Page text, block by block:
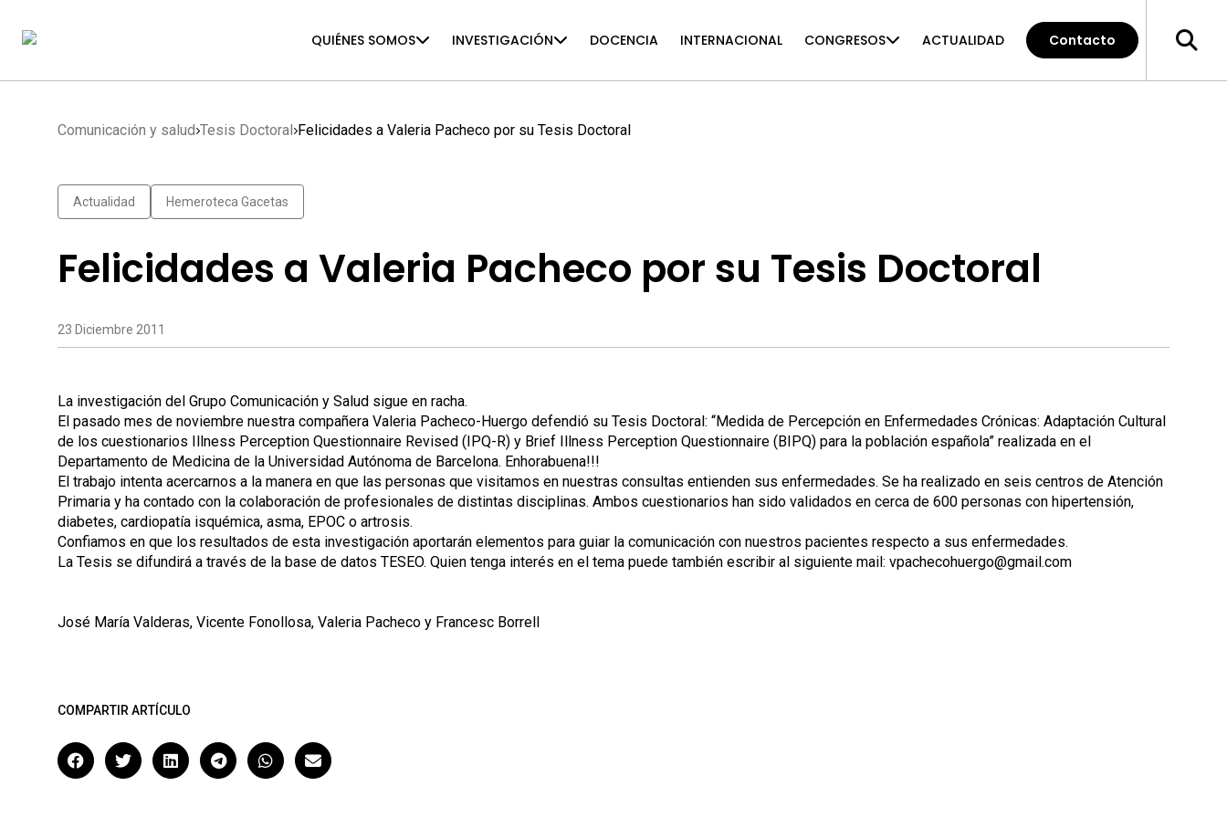
QUIÉNES SOMOS INVESTIGACIÓN DOCENCIA INTERNACIONAL CONGRESOS ACTUALIDAD Contacto
Comunicación y salud Tesis Doctoral Felicidades a Valeria Pacheco por su Tesis Doctoral
Actualidad Hemeroteca Gacetas
Felicidades a Valeria Pacheco por su Tesis Doctoral
23 Diciembre 2011
La investigación del Grupo Comunicación y Salud sigue en racha.
El pasado mes de noviembre nuestra compañera Valeria Pacheco-Huergo defendió su Tesis Doctoral: “Medida de Percepción en Enfermedades Crónicas: Adaptación Cultural
de los cuestionarios Illness Perception Questionnaire Revised (IPQ-R) y Brief Illness Perception Questionnaire (BIPQ) para la población española” realizada en el
Departamento de Medicina de la Universidad Autónoma de Barcelona. Enhorabuena!!!
El trabajo intenta acercarnos a la manera en que las personas que visitamos en nuestras consultas entienden sus enfermedades. Se ha realizado en seis centros de Atención
Primaria y ha contado con la colaboración de profesionales de distintas disciplinas. Ambos cuestionarios han sido validados en cerca de 600 personas con hipertensión,
diabetes, cardiopatía isquémica, asma, EPOC o artrosis.
Confiamos en que los resultados de esta investigación aportarán elementos para guiar la comunicación con nuestros pacientes respecto a sus enfermedades.
La Tesis se difundirá a través de la base de datos TESEO. Quien tenga interés en el tema puede también escribir al siguiente mail: vpachecohuergo@gmail.com
José María Valderas, Vicente Fonollosa, Valeria Pacheco y Francesc Borrell
COMPARTIR ARTÍCULO